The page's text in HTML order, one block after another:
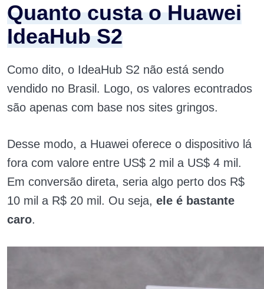
Quanto custa o Huawei
IdeaHub S2
Como dito, o IdeaHub S2 não está sendo
vendido no Brasil. Logo, os valores econtrados
são apenas com base nos sites gringos.
Desse modo, a Huawei oferece o dispositivo lá
fora com valore entre US$ 2 mil a US$ 4 mil.
Em conversão direta, seria algo perto dos R$
10 mil a R$ 20 mil. Ou seja, ele é bastante
caro.